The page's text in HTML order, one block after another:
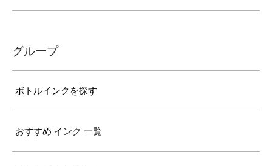
グループ
ボトルインクを探す
おすすめ インク 一覧